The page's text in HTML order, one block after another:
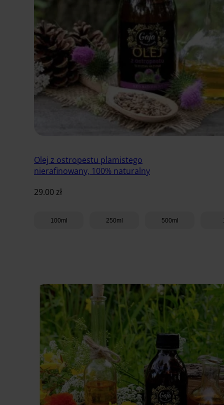
Olej z ostropestu plamistego
nierafinowany, 100% naturalny
29.00 zł
100ml 250ml 500ml